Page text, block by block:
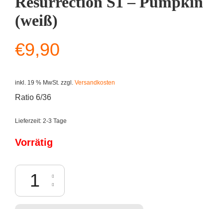
(weiß)
€9,90
inkl. 19 % MwSt. zzgl. Versandkosten
Ratio 6/36
Lieferzeit: 2-3 Tage
Vorrätig
Mezco Living Dead Dolls: Resurrection S1 - Pumpkin (weiß) Menge